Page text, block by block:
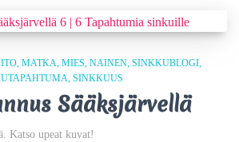
MATKA MIES NAINEN SINKKUBLOGI
SINKKUUS
Sääksjärvellä
Katso upeat kuvat!